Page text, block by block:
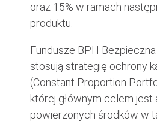
oraz 15% w ramach
produktu.
Fundusze BPH
stosują strategię ochrony
(Constant Proportion
której głównym celem jest
powierzonych środków w